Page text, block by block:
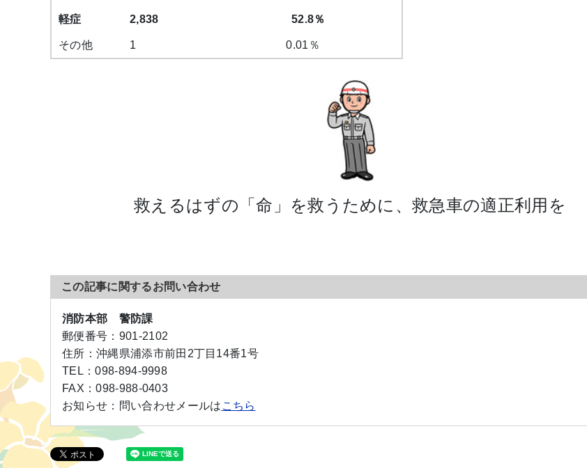
軽症 2,838 52.8％
その他 1 0.01％
救えるはずの「命」を救うために、救急車の適正利用を
この記事に関するお問い合わせ
消防本部 警防課
郵便番号： 901-2102
住所： 沖縄県浦添市前田2丁目14番1号
TEL：098-894-9998
FAX：098-988-0403
お知らせ： 問い合わせメールは こちら